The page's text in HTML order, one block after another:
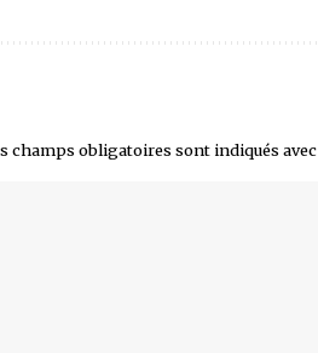
champs obligatoires sont indiqués avec